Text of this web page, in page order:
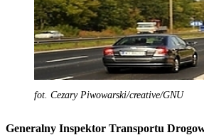
fot. Cezary Piwowarski/creative/GNU
Generalny Inspektor Transportu